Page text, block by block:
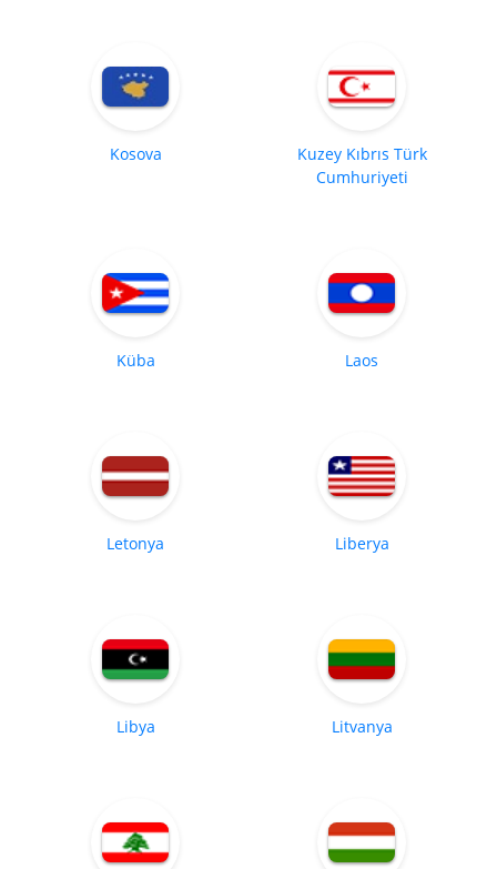
Kosova
Kuzey Kıbrıs Türk
Cumhuriyeti
Küba Laos
Letonya Liberya
Libya Litvanya